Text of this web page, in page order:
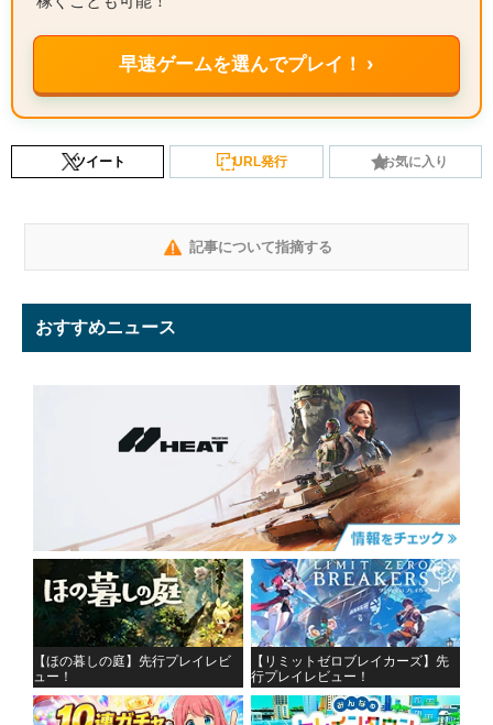
早速ゲームを選んでプレイ！ ›
ツイート URL発行 お気に入り
記事について指摘する
おすすめニュース
【ほの暮しの庭】先行プレイレビ
ュー！
【リミットゼロブレイカーズ】先
行プレイレビュー！